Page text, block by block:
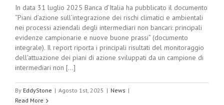
In data 31 luglio 2025 Banca d’Italia ha pubblicato il documento
“Piani d’azione sull’integrazione dei rischi climatici e ambientali
nei processi aziendali degli intermediari non bancari: principali
evidenze campionarie e nuove buone prassi” (documento
integrale). Il report riporta i principali risultati del monitoraggio
dell'attuazione dei piani di azione sviluppati da un campione di
intermediari non [...]
By EddyStone | Agosto 1st, 2025 | News |
Read More